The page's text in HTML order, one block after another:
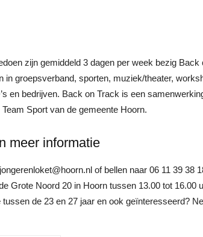
zijn gemiddeld 3 dagen per week bezig
in groepsverband, sporten, muziek/theater,
en bedrijven. Back on Track is een
Sport van de gemeente Hoorn.
meer informatie
of bellen naar 06 11 39 38
Grote Noord 20 in Hoorn tussen 13.00 tot 16.00
tussen de 23 en 27 jaar en ook geïnteresseerd?